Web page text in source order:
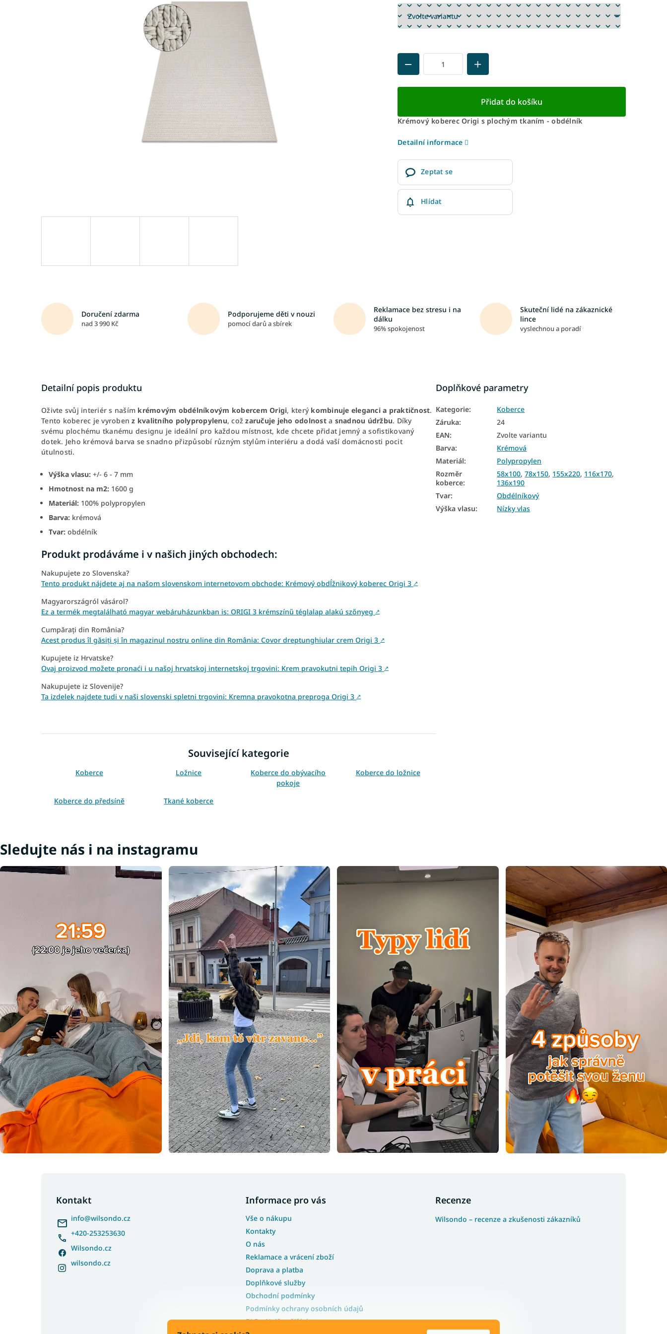
Přidat do košíku
Krémový koberec Origi s plochým tkaním - obdélník
Detailní informace
Zeptat se
Hlídat
Doručení zdarma
nad 3 990 Kč
Podporujeme děti v nouzi
pomocí darů a sbírek
Reklamace bez stresu i na
dálku
96% spokojenost
Skuteční lidé na zákaznické
lince
vyslechnou a poradí
Detailní popis produktu
Oživte svůj interiér s naším krémovým obdélníkovým kobercem Origi, který kombinuje eleganci a praktičnost.
Tento koberec je vyrobenz kvalitního polypropylenu, cožzaručuje jeho odolnosta snadnou údržbu. Díky
svému plochému tkanému designu je ideální pro každou místnost, kde chcete přidat jemný a sofistikovaný
dotek. Jeho krémová barva se snadno přizpůsobí různým stylům interiéru a dodá vaší domácnosti pocit
útulnosti.
Výška vlasu: +/- 6 - 7 mm
Hmotnost na m2: 1600 g
Materiál: 100% polypropylen
Barva: krémová
Tvar: obdélník
Produkt prodáváme i v našich jiných obchodech:
Nakupujete zo Slovenska?
Tento produkt nájdete aj na našom slovenskom internetovom obchode: Krémový obdĺžnikový koberec Origi 3 ↗
Magyarországról vásárol?
Ez a termék megtalálható magyar webáruházunkban is: ORIGI 3 krémszínű téglalap alakú szőnyeg ↗
Cumpărați din România?
Acest produs îl găsiți și în magazinul nostru online din România: Covor dreptunghiular crem Origi 3 ↗
Kupujete iz Hrvatske?
Ovaj proizvod možete pronaći i u našoj hrvatskoj internetskoj trgovini: Krem pravokutni tepih Origi 3 ↗
Nakupujete iz Slovenije?
Ta izdelek najdete tudi v naši slovenski spletni trgovini: Kremna pravokotna preproga Origi 3 ↗
Související kategorie
Koberce Ložnice
Koberce do obývacího
pokoje
Koberce do ložnice
Koberce do předsíně Tkané koberce
Doplňkové parametry
Kategorie:
Koberce
Záruka:
24
EAN:
Zvolte variantu
Barva:
Krémová
Materiál:
Polypropylen
Rozměr
koberce:
58x100,78x150, 155x220, 116x170,
136x190
Tvar:
Obdélníkový
Výška vlasu: Nízky vlas
Sledujte nás i na instagramu
Kontakt
info@wilsondo.cz
+420-253253630
Wilsondo.cz
wilsondo.cz
Informace pro vás
Vše o nákupu
Kontakty
O nás
Reklamace a vrácení zboží
Doprava a platba
Doplňkové služby
Obchodní podmínky
Podmínky ochrany osobních údajů
FAQ - Nejčastější dotazy
Recenze
Wilsondo – recenze a zkušenosti zákazníků